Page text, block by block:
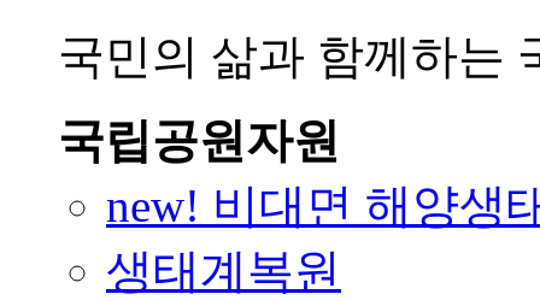
국민의 삶과 함께하는
국립공원자원
new! 비대면 해양생
생태계복원